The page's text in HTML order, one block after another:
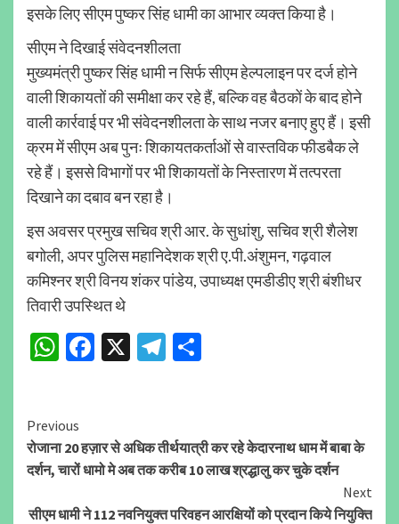
इसके लिए सीएम पुष्कर सिंह धामी का आभार व्यक्त किया है।
सीएम ने दिखाई संवेदनशीलता
मुख्यमंत्री पुष्कर सिंह धामी न सिर्फ सीएम हेल्पलाइन पर दर्ज होने
वाली शिकायतों की समीक्षा कर रहे हैं, बल्कि वह बैठकों के बाद होने
वाली कार्रवाई पर भी संवेदनशीलता के साथ नजर बनाए हुए हैं। इसी
क्रम में सीएम अब पुनः शिकायतकर्ताओं से वास्तविक फीडबैक ले
रहे हैं। इससे विभागों पर भी शिकायतों के निस्तारण में तत्परता
दिखाने का दबाव बन रहा है।
इस अवसर प्रमुख सचिव श्री आर. के सुधांशु, सचिव श्री शैलेश
बगोली, अपर पुलिस महानिदेशक श्री ए.पी.अंशुमन, गढ़वाल
कमिश्नर श्री विनय शंकर पांडेय, उपाध्यक्ष एमडीडीए श्री बंशीधर
तिवारी उपस्थित थे
WhatsApp
Facebook
X Telegram
Continue
Reading
Previous
रोजाना 20 हज़ार से अधिक तीर्थयात्री कर रहे केदारनाथ धाम में बाबा के
दर्शन, चारों धामो मे अब तक करीब 10 लाख श्रद्धालु कर चुके दर्शन
Next
सीएम धामी ने 112 नवनियुक्त परिवहन आरक्षियों को प्रदान किये नियुक्ति